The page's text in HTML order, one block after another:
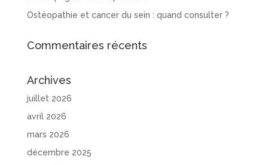
Ostéopathie et cancer du sein : quand consulter ?
Commentaires récents
Archives
juillet 2026
avril 2026
mars 2026
décembre 2025